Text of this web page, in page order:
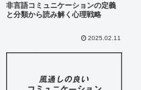
非言語コミュニケーションの定義
と分類から読み解く心理戦略
2025.02.11